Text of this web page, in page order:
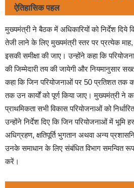
ऐतिहासिक पहल
मुख्यमंत्री ने बैठक में अधिकारियों को निर्देश दिये
तेजी लाने के लिए मुख्यमंत्री स्तर पर प्रत्येक
इसकी समीक्षा की जाए। उन्होंने कहा कि
की जिम्मेदारी तय की जायेगी और नियमानुसार
कहा कि जिन परियोजनाओं पर 50 प्रतिशत तक
तक उन कार्यों को पूर्ण किया जाए। मुख्यमंत्री ने
प्राथमिकता सभी विकास परियोजनाओं को
उन्होंने निर्देश दिए कि जिन परियोजनाओं में भूमि
अधिग्रहण, क्षतिपूर्ति भुगतान अथवा अन्य
उनके समाधान के लिए संबंधित विभाग समन्वित रूप
करें।